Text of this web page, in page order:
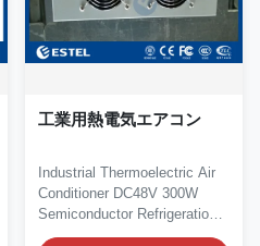
工業用熱電気エアコン
Industrial Thermoelectric Air
Conditioner DC48V 300W
Semiconductor Refrigeration
Piece Quick...